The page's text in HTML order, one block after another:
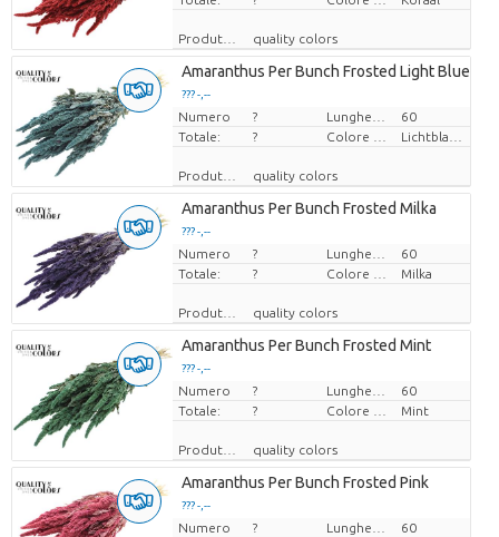
Produttore quality colors
Amaranthus Per Bunch Frosted Light Blue
??? -,--
Prezzo x uno
Numero ?
60
Totale:
?
Produttore quality colors
Amaranthus Per Bunch Frosted Milka
??? -,--
Prezzo x uno
Numero ?
60
Totale:
? Milka
Produttore quality colors
Amaranthus Per Bunch Frosted Mint
??? -,--
Prezzo x uno
Numero ?
60
Totale:
? Mint
Produttore quality colors
Amaranthus Per Bunch Frosted Pink
??? -,--
Prezzo x uno
Numero ?
60